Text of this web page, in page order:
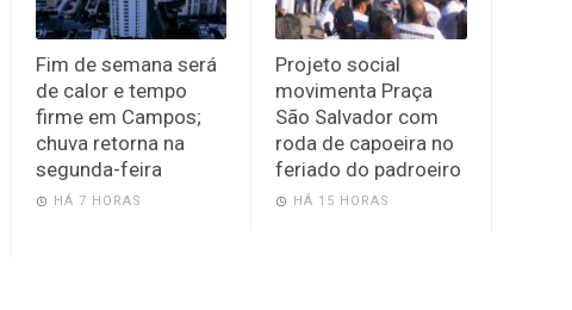
Fim de semana será
de calor e tempo
firme em Campos;
chuva retorna na
segunda-feira
HÁ 7 HORAS
Projeto social
movimenta Praça
São Salvador com
roda de capoeira no
feriado do padroeiro
HÁ 15 HORAS